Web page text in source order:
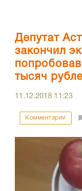
Депутат
закончил
тысяч
11.12.2018 11:23
Комментарии